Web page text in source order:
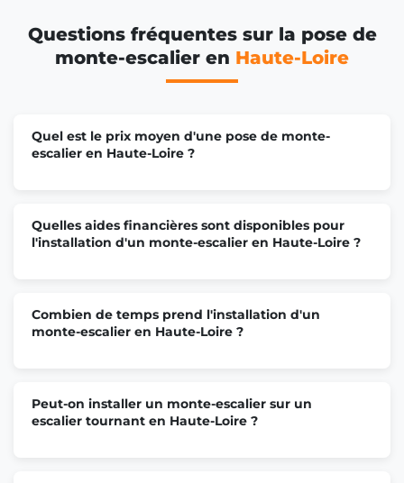
Questions fréquentes sur la pose de
monte-escalier en Haute-Loire
Quel est le prix moyen d'une pose de monte-
escalier en Haute-Loire ?
Quelles aides financières sont disponibles pour
l'installation d'un monte-escalier en Haute-Loire ?
Combien de temps prend l'installation d'un
monte-escalier en Haute-Loire ?
Peut-on installer un monte-escalier sur un
escalier tournant en Haute-Loire ?